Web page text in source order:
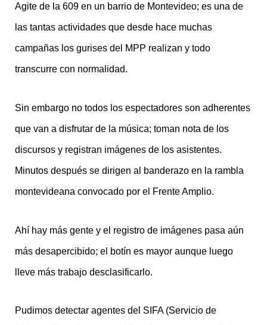
Agite de la 609 en un barrio de Montevideo; es una de
las tantas actividades que desde hace muchas
campañas los gurises del MPP realizan y todo
transcurre con normalidad.
Sin embargo no todos los espectadores son adherentes
que van a disfrutar de la música; toman nota de los
discursos y registran imágenes de los asistentes.
Minutos después se dirigen al banderazo en la rambla
montevideana convocado por el Frente Amplio.
Ahí hay más gente y el registro de imágenes pasa aún
más desapercibido; el botín es mayor aunque luego
lleve más trabajo desclasificarlo.
Pudimos detectar agentes del SIFA (Servicio de